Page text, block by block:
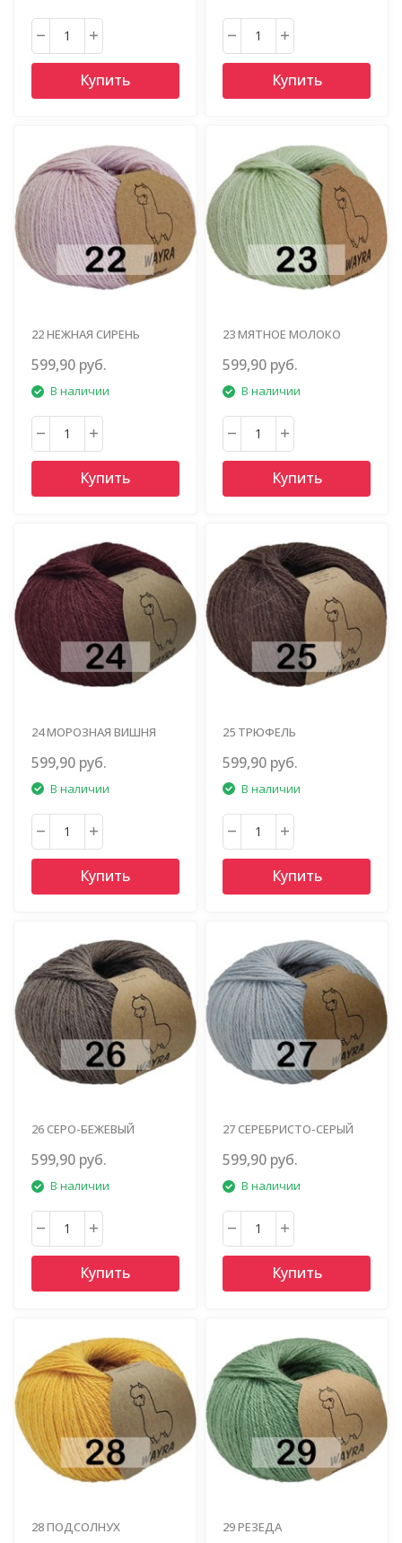
Купить Купить
22 НЕЖНАЯ СИРЕНЬ
599,90 руб.
В наличии
Купить
23 МЯТНОЕ МОЛОКО
599,90 руб.
В наличии
Купить
24 МОРОЗНАЯ ВИШНЯ
599,90 руб.
В наличии
Купить
25 ТРЮФЕЛЬ
599,90 руб.
В наличии
Купить
26 СЕРО-БЕЖЕВЫЙ
599,90 руб.
В наличии
Купить
27 СЕРЕБРИСТО-СЕРЫЙ
599,90 руб.
В наличии
Купить
28 ПОДСОЛНУХ 29 РЕЗЕДА